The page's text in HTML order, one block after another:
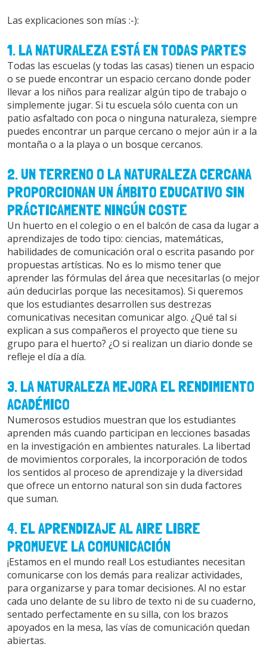
Las explicaciones son mías :-):
1. LA NATURALEZA ESTÁ EN TODAS PARTES
Todas las escuelas (y todas las casas) tienen un espacio
o se puede encontrar un espacio cercano donde poder
llevar a los niños para realizar algún tipo de trabajo o
simplemente jugar. Si tu escuela sólo cuenta con un
patio asfaltado con poca o ninguna naturaleza, siempre
puedes encontrar un parque cercano o mejor aún ir a la
montaña o a la playa o un bosque cercanos.
2. UN TERRENO O LA NATURALEZA CERCANA
PROPORCIONAN UN ÁMBITO EDUCATIVO SIN
PRÁCTICAMENTE NINGÚN COSTE
Un huerto en el colegio o en el balcón de casa da lugar a
aprendizajes de todo tipo: ciencias, matemáticas,
habilidades de comunicación oral o escrita pasando por
propuestas artísticas. No es lo mismo tener que
aprender las fórmulas del área que necesitarlas (o mejor
aún deducirlas porque las necesitamos). Si queremos
que los estudiantes desarrollen sus destrezas
comunicativas necesitan comunicar algo. ¿Qué tal si
explican a sus compañeros el proyecto que tiene su
grupo para el huerto? ¿O si realizan un diario donde se
refleje el día a día.
3. LA NATURALEZA MEJORA EL RENDIMIENTO
ACADÉMICO
Numerosos estudios muestran que los estudiantes
aprenden más cuando participan en lecciones basadas
en la investigación en ambientes naturales. La libertad
de movimientos corporales, la incorporación de todos
los sentidos al proceso de aprendizaje y la diversidad
que ofrece un entorno natural son sin duda factores
que suman.
4. EL APRENDIZAJE AL AIRE LIBRE
PROMUEVE LA COMUNICACIÓN
¡Estamos en el mundo real! Los estudiantes necesitan
comunicarse con los demás para realizar actividades,
para organizarse y para tomar decisiones. Al no estar
cada uno delante de su libro de texto ni de su cuaderno,
sentado perfectamente en su silla, con los brazos
apoyados en la mesa, las vías de comunicación quedan
abiertas.